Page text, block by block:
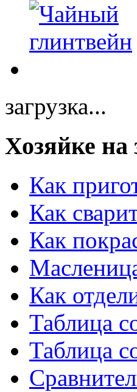
загрузка...
Хозяйке на
Как
Как
Как
Как
Таблица
Таблица